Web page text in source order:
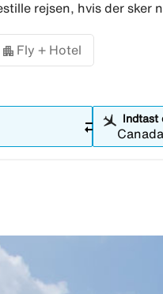
rejsen, hvis der sker
Fly + Hotel
sync_alt